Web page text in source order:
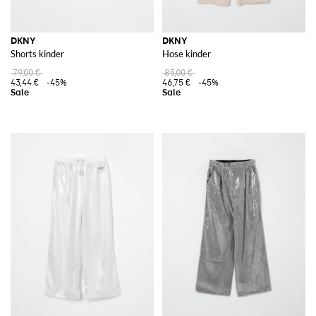
DKNY
Shorts kinder
79,00 €
43,44 €
-45%
DKNY
Hose kinder
85,00 €
46,75 €
-45%